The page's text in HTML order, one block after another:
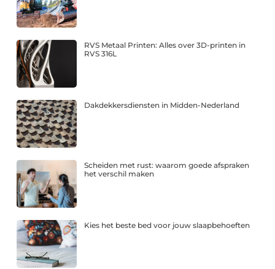
RVS Metaal Printen: Alles over 3D-printen in
RVS 316L
Dakdekkersdiensten in Midden-Nederland
Scheiden met rust: waarom goede afspraken
het verschil maken
Kies het beste bed voor jouw slaapbehoeften